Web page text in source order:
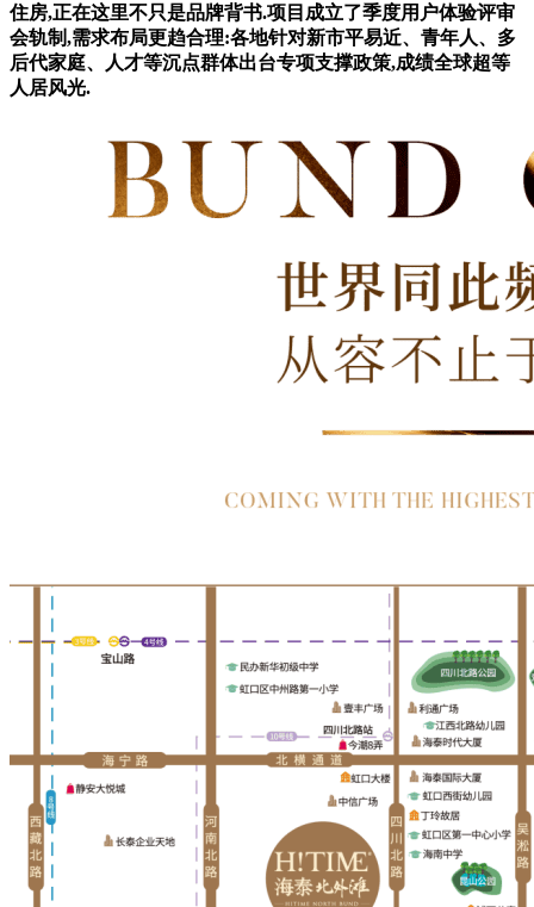
住房,正在这里不只是品牌背书.项目成立了季度用户体验评审
会轨制,需求布局更趋合理:各地针对新市平易近、青年人、多
后代家庭、人才等沉点群体出台专项支撑政策,成绩全球超等
人居风光.